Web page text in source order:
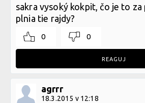
sakra vysoký kokpit, čo je to za
plnia tie rajdy?
0 0
REAGUJ
agrrr
18.3.2015 v 12:18